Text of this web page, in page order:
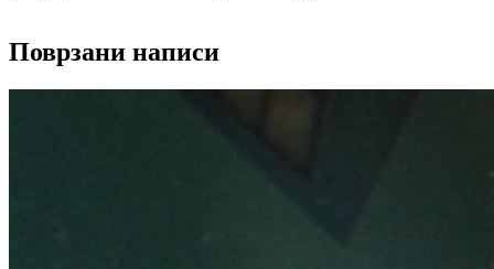
Поврзани написи